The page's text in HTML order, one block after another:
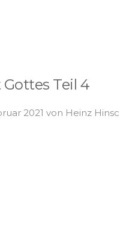
Teil 4
2021 von Heinz